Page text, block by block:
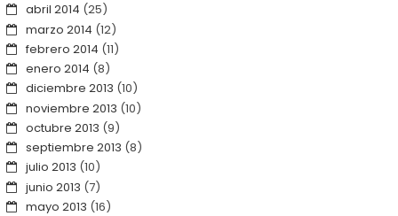
abril 2014 (25)
marzo 2014 (12)
febrero 2014 (11)
enero 2014 (8)
diciembre 2013 (10)
noviembre 2013 (10)
octubre 2013 (9)
septiembre 2013 (8)
julio 2013 (10)
junio 2013 (7)
mayo 2013 (16)